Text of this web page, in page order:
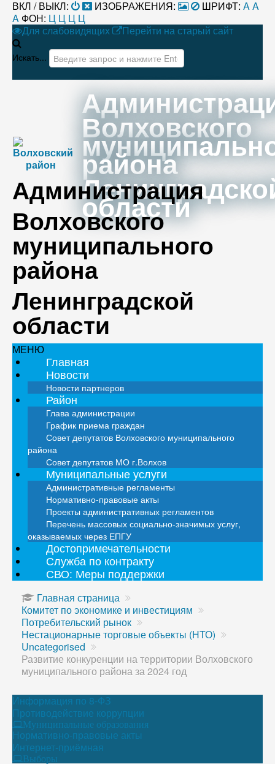
ВКЛ / ВЫКЛ: ИЗОБРАЖЕНИЯ: ШРИФТ: AA
A ФОН: Ц Ц Ц Ц
Для слабовидящих
Перейти на старый сайт
Искать...
Волховского
района
области
Администрация
Волховского
муниципального
района
Ленинградской
области
МЕНЮ
Главная
Новости
Новости партнеров
Район
Глава администрации
График приема граждан
Совет депутатов Волховского муниципального
района
Совет депутатов МО г.Волхов
Муниципальные услуги
Административные регламенты
Нормативно-правовые акты
Проекты административных регламентов
Перечень массовых социально-значимых услуг,
оказываемых через ЕПГУ
Достопримечательности
Служба по контракту
СВО: Меры поддержки
Главная страница
Комитет по экономике и инвестициям
Потребительский рынок
Нестационарные торговые объекты (НТО)
Uncategorised
Развитие конкуренции на территории Волховского
муниципального района за 2024 год
Информация по 8-ФЗ
Противодействие коррупции
Муниципальные образования
Нормативно-правовые акты
Интернет-приёмная
Выборы